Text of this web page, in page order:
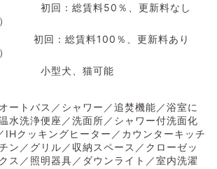
回：総賃料50％、更新料なし
料100％、更新料あり
小型犬、猫可能
ートバス／シャワー／追焚機能／浴室に
水洗浄便座／洗面所／シャワー付洗面化
IHクッキングヒーター／カウンターキッチ
ン／グリル／収納スペース／クローゼッ
ス／照明器具／ダウンライト／室内洗濯